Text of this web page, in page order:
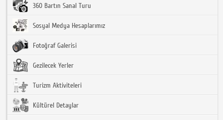
360 Bartın Sanal Turu
Sosyal Medya Hesaplarımız
Fotoğraf Galerisi
Gezilecek Yerler
Turizm Aktiviteleri
Kültürel Detaylar